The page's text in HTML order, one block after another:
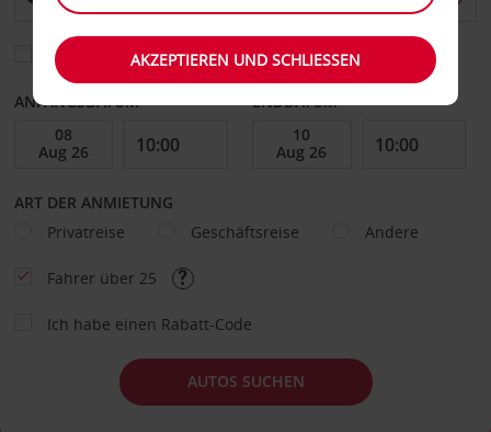
Eine andere Rückgabestation auswählen
ANFANGSDATUM ENDDATUM
ART DER ANMIETUNG
Privatreise
Geschäftsreise Andere
Fahrer über 25
Ich habe einen Rabatt-Code
AUTOS SUCHEN
AKZEPTIEREN UND SCHLIESSEN